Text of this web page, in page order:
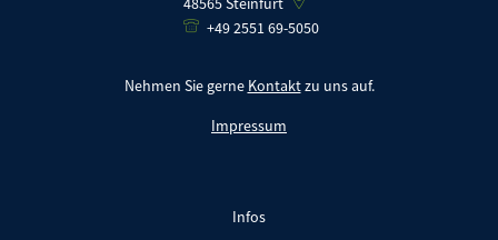
+49 2551 69-5050
Nehmen Sie gerne Kontaktzu uns auf.
Impressum
Infos